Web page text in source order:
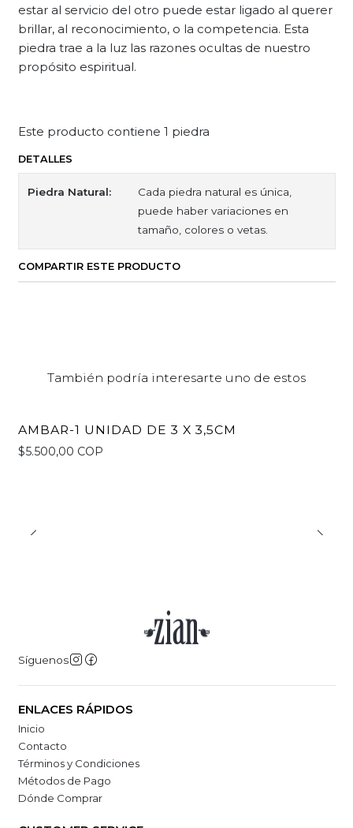
estar al servicio del otro puede estar ligado al querer
brillar, al reconocimiento, o la competencia. Esta
piedra trae a la luz las razones ocultas de nuestro
propósito espiritual.
Este producto contiene 1 piedra
DETALLES
Piedra Natural:
Cada piedra natural es única,
puede haber variaciones en
tamaño, colores o vetas.
COMPARTIR ESTE PRODUCTO
También podría interesarte uno de estos
AMBAR-1 UNIDAD DE 3 X 3,5CM
$5.500,00 COP
Síguenos
ENLACES RÁPIDOS
Inicio
Contacto
Términos y Condiciones
Métodos de Pago
Dónde Comprar